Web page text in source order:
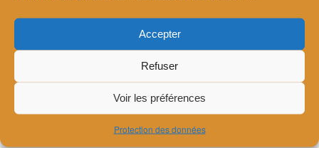
Accepter
Refuser
Voir les préférences
Protection des données
août 2024
juin 2024
mars 2024
janvier 2024